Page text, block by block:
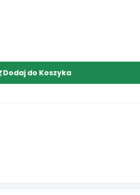
Dodaj do Koszyka